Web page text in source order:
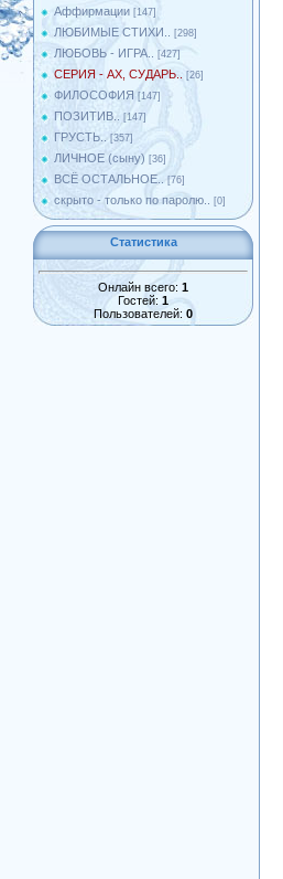
Аффирмации [147]
ЛЮБИМЫЕ СТИХИ.. [298]
ЛЮБОВЬ - ИГРА.. [427]
СЕРИЯ - АХ, СУДАРЬ.. [26]
ФИЛОСОФИЯ [147]
ПОЗИТИВ.. [147]
ГРУСТЬ.. [357]
ЛИЧНОЕ (сыну) [36]
ВСЁ ОСТАЛЬНОЕ.. [76]
скрыто - только по паролю.. [0]
Статистика
Онлайн всего: 1
Гостей: 1
Пользователей: 0